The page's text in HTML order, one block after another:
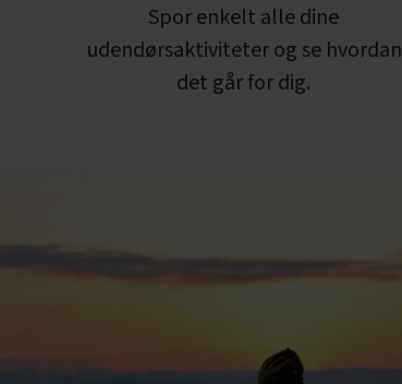
Spor enkelt alle dine
udendørsaktiviteter og se hvordan
det går for dig.